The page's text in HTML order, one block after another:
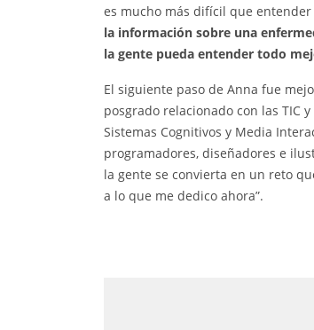
es mucho más difícil que
la información sobre una
la gente pueda entender todo
El siguiente paso de Anna fue
posgrado relacionado con las TIC
Sistemas Cognitivos y Media
programadores, diseñadores e
la gente se convierta en un reto
a lo que me dedico ahora”.